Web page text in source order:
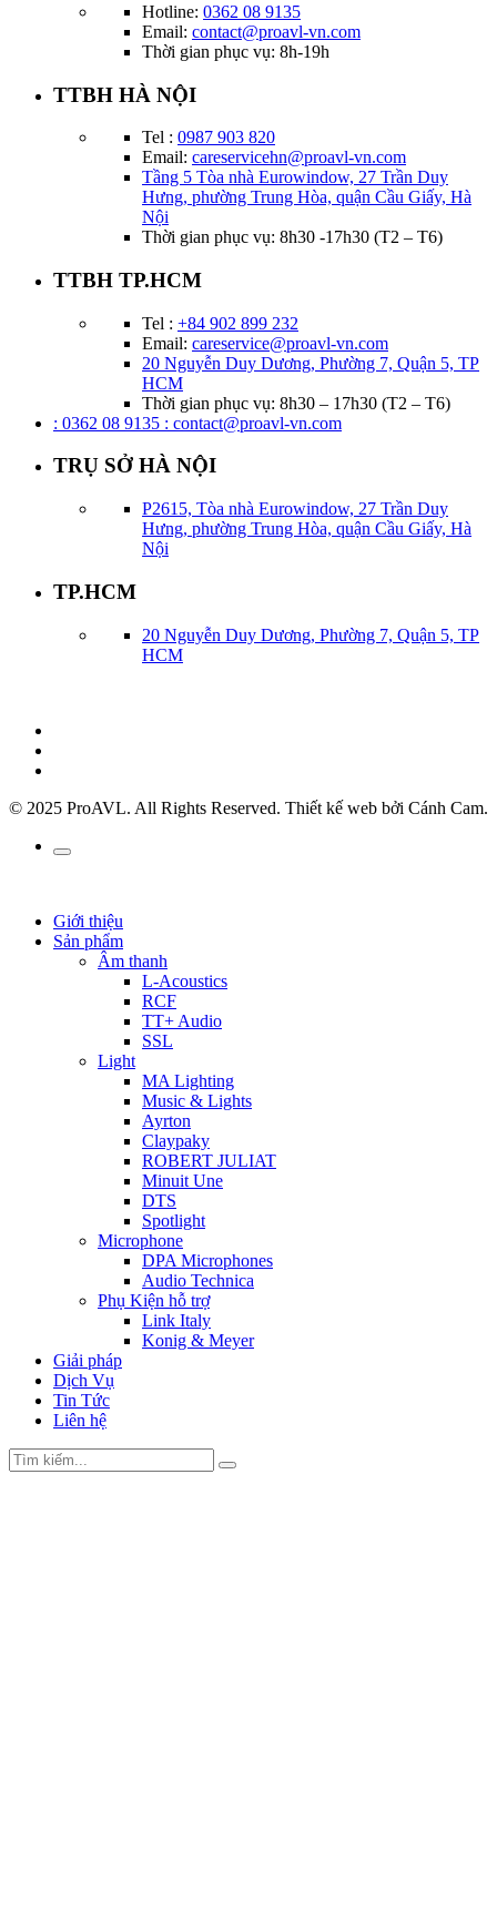
Hotline: 0362 08 9135
Email: contact@proavl-vn.com
Thời gian phục vụ: 8h-19h
TTBH HÀ NỘI
Tel : 0987 903 820
Email: careservicehn@proavl-vn.com
Tầng 5 Tòa nhà Eurowindow, 27 Trần Duy
Hưng, phường Trung Hòa, quận Cầu Giấy, Hà
Nội
Thời gian phục vụ: 8h30 -17h30 (T2 – T6)
TTBH TP.HCM
Tel : +84 902 899 232
Email: careservice@proavl-vn.com
20 Nguyễn Duy Dương, Phường 7, Quận 5, TP
HCM
Thời gian phục vụ: 8h30 – 17h30 (T2 – T6)
: 0362 08 9135 : contact@proavl-vn.com
TRỤ SỞ HÀ NỘI
P2615, Tòa nhà Eurowindow, 27 Trần Duy
Hưng, phường Trung Hòa, quận Cầu Giấy, Hà
Nội
TP.HCM
20 Nguyễn Duy Dương, Phường 7, Quận 5, TP
HCM
© 2025 ProAVL. All Rights Reserved. Thiết kế web bởi Cánh Cam.
Giới thiệu
Sản phẩm
Âm thanh
L-Acoustics
RCF
TT+ Audio
SSL
Light
MA Lighting
Music & Lights
Ayrton
Claypaky
ROBERT JULIAT
Minuit Une
DTS
Spotlight
Microphone
DPA Microphones
Audio Technica
Phụ Kiện hỗ trợ
Link Italy
Konig & Meyer
Giải pháp
Dịch Vụ
Tin Tức
Liên hệ